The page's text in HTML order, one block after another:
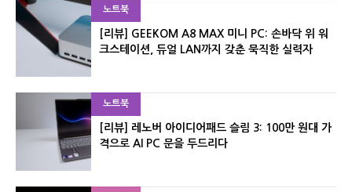
노트북
[리뷰] GEEKOM A8 MAX 미니 PC: 손바닥 위 워
크스테이션, 듀얼 LAN까지 갖춘 묵직한 실력자
노트북
[리뷰] 레노버 아이디어패드 슬림 3: 100만 원대 가
격으로 AI PC 문을 두드리다